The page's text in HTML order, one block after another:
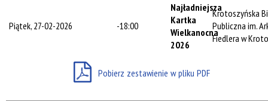
Piątek, 27-02-2026 -18:00
Najładniejsza
Kartka
Wielkanocna
2026
Krotoszyńska
Publiczna im.
Fiedlera w
Pobierz zestawienie w pliku PDF